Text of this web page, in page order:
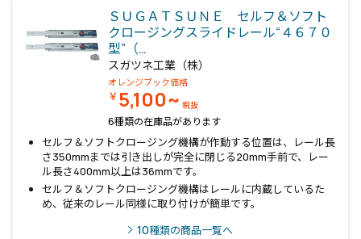
ＳＵＧＡＴＳＵＮＥ セルフ＆ソフト
クロージングスライドレール“４６７０
型”（…
スガツネ工業（株）
オレンジブック価格
￥5,100~ 税抜
6種類の在庫品があります
セルフ＆ソフトクロージング機構が作動する位置は、レール長
さ350mmまでは引き出しが完全に閉じる20mm手前で、レー
ル長さ400mm以上は36mmです。
セルフ＆ソフトクロージング機構はレールに内蔵しているた
め、従来のレール同様に取り付けが簡単です。
10種類の商品一覧へ